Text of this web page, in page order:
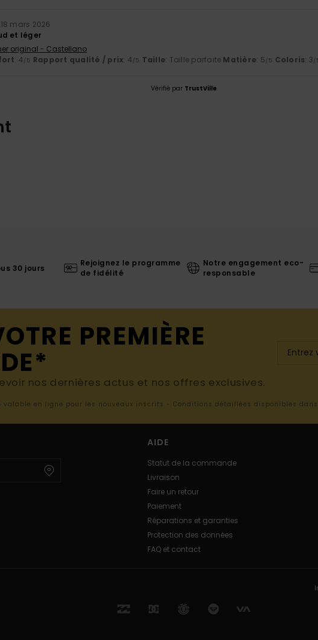
18 mars 2026
et léger
original - Castellano
: 4 /5 Rapport qualité / prix: 4 /5 Taille: Taille parfaite Matière: 5 /5 Coloris: 3 /
Vérifié par TrustVille
30 jours
Rejoignez le programme
de fidélité
Notre engagement eco-
responsable
PREMIÈRE
nos dernières actus et nos offres exclusives.
valable en ligne pour les nouveaux inscrits - Conditions détaillées disponibles
AIDE
Statut de la commande
Livraison
Faire un retour
Paiement
Réparations et garanties
Protection des données
FAQ et contact